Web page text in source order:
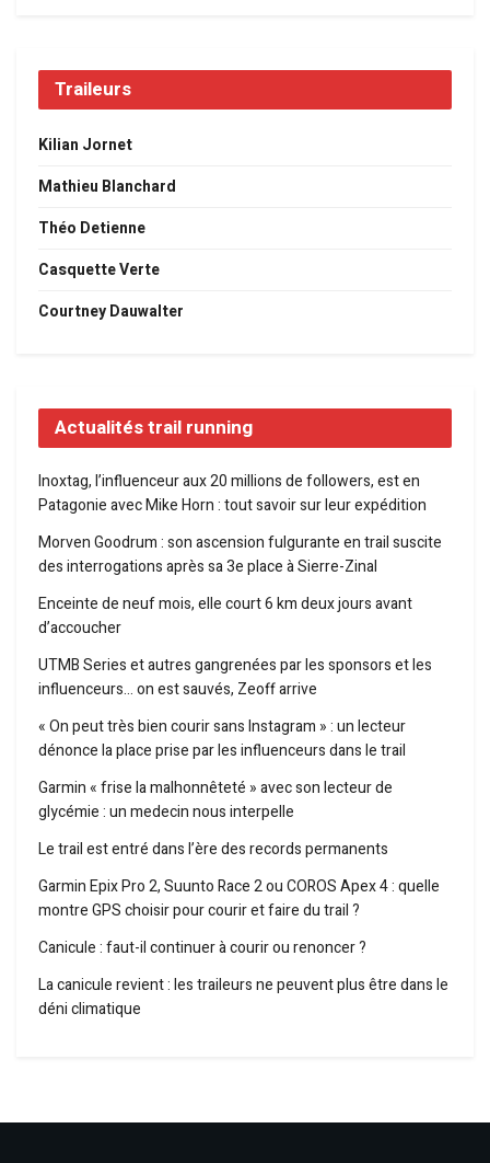
Traileurs
Kilian Jornet
Mathieu Blanchard
Théo Detienne
Casquette Verte
Courtney Dauwalter
Actualités trail running
Inoxtag, l’influenceur aux 20 millions de followers, est en
Patagonie avec Mike Horn : tout savoir sur leur expédition
Morven Goodrum : son ascension fulgurante en trail suscite
des interrogations après sa 3e place à Sierre-Zinal
Enceinte de neuf mois, elle court 6 km deux jours avant
d’accoucher
UTMB Series et autres gangrenées par les sponsors et les
influenceurs… on est sauvés, Zeoff arrive
« On peut très bien courir sans Instagram » : un lecteur
dénonce la place prise par les influenceurs dans le trail
Garmin « frise la malhonnêteté » avec son lecteur de
glycémie : un medecin nous interpelle
Le trail est entré dans l’ère des records permanents
Garmin Epix Pro 2, Suunto Race 2 ou COROS Apex 4 : quelle
montre GPS choisir pour courir et faire du trail ?
Canicule : faut-il continuer à courir ou renoncer ?
La canicule revient : les traileurs ne peuvent plus être dans le
déni climatique